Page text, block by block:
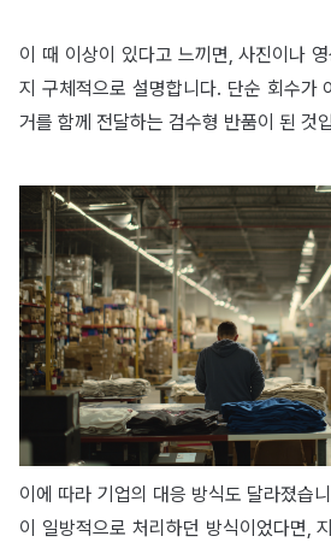
이 때 이상이 있다고 느끼면, 사진이나
지 구체적으로 설명합니다. 단순 회수가
거를 함께 전달하는 검수형 반품이 된 것
이에 따라 기업의 대응 방식도 달라졌습
이 일방적으로 처리하던 방식이었다면,